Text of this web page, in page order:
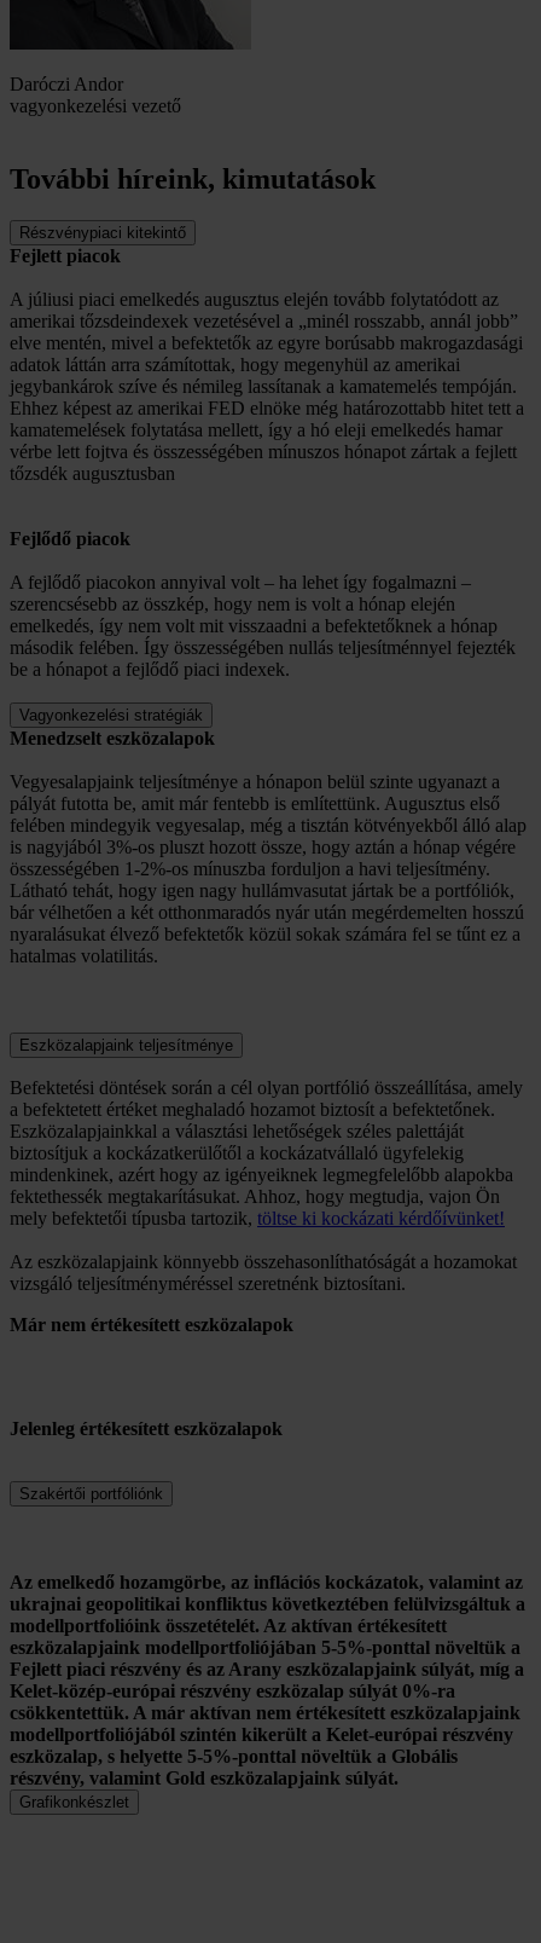
Daróczi Andor
vagyonkezelési vezető
További híreink, kimutatások
Részvénypiaci kitekintő
Fejlett piacok
A júliusi piaci emelkedés augusztus elején tovább folytatódott az
amerikai tőzsdeindexek vezetésével a „minél rosszabb, annál jobb”
elve mentén, mivel a befektetők az egyre borúsabb makrogazdasági
adatok láttán arra számítottak, hogy megenyhül az amerikai
jegybankárok szíve és némileg lassítanak a kamatemelés tempóján.
Ehhez képest az amerikai FED elnöke még határozottabb hitet tett a
kamatemelések folytatása mellett, így a hó eleji emelkedés hamar
vérbe lett fojtva és összességében mínuszos hónapot zártak a fejlett
tőzsdék augusztusban
Fejlődő piacok
A fejlődő piacokon annyival volt – ha lehet így fogalmazni –
szerencsésebb az összkép, hogy nem is volt a hónap elején
emelkedés, így nem volt mit visszaadni a befektetőknek a hónap
második felében. Így összességében nullás teljesítménnyel fejezték
be a hónapot a fejlődő piaci indexek.
Vagyonkezelési stratégiák
Menedzselt eszközalapok
Vegyesalapjaink teljesítménye a hónapon belül szinte ugyanazt a
pályát futotta be, amit már fentebb is említettünk. Augusztus első
felében mindegyik vegyesalap, még a tisztán kötvényekből álló alap
is nagyjából 3%-os pluszt hozott össze, hogy aztán a hónap végére
összességében 1-2%-os mínuszba forduljon a havi teljesítmény.
Látható tehát, hogy igen nagy hullámvasutat jártak be a portfóliók,
bár vélhetően a két otthonmaradós nyár után megérdemelten hosszú
nyaralásukat élvező befektetők közül sokak számára fel se tűnt ez a
hatalmas volatilitás.
Eszközalapjaink teljesítménye
Befektetési döntések során a cél olyan portfólió összeállítása, amely
a befektetett értéket meghaladó hozamot biztosít a befektetőnek.
Eszközalapjainkkal a választási lehetőségek széles palettáját
biztosítjuk a kockázatkerülőtől a kockázatvállaló ügyfelekig
mindenkinek, azért hogy az igényeiknek legmegfelelőbb alapokba
fektethessék megtakarításukat. Ahhoz, hogy megtudja, vajon Ön
mely befektetői típusba tartozik, töltse ki kockázati kérdőívünket!
Az eszközalapjaink könnyebb összehasonlíthatóságát a hozamokat
vizsgáló teljesítményméréssel szeretnénk biztosítani.
Már nem értékesített eszközalapok
Jelenleg értékesített eszközalapok
Szakértői portfóliónk
Az emelkedő hozamgörbe, az inflációs kockázatok, valamint az
ukrajnai geopolitikai konfliktus következtében felülvizsgáltuk a
modellportfolióink összetételét. Az aktívan értékesített
eszközalapjaink modellportfoliójában 5-5%-ponttal növeltük a
Fejlett piaci részvény és az Arany eszközalapjaink súlyát, míg a
Kelet-közép-európai részvény eszközalap súlyát 0%-ra
csökkentettük. A már aktívan nem értékesített eszközalapjaink
modellportfoliójából szintén kikerült a Kelet-európai részvény
eszközalap, s helyette 5-5%-ponttal növeltük a Globális
részvény, valamint Gold eszközalapjaink súlyát.
Grafikonkészlet